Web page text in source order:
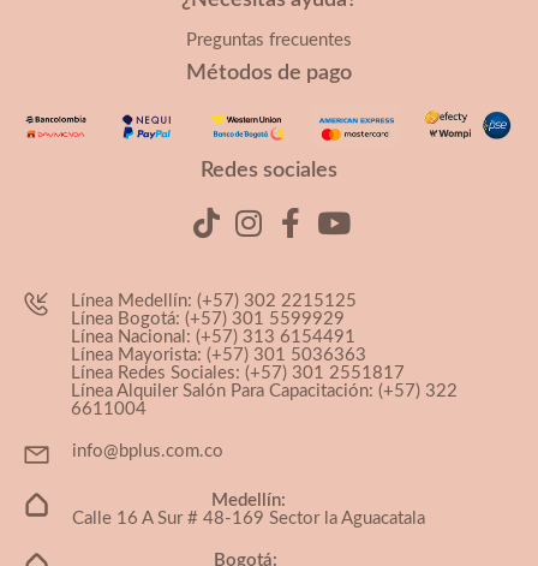
Preguntas frecuentes
Métodos de pago
Redes sociales
Línea Medellín: (+57) 302 2215125
Línea Bogotá: (+57) 301 5599929
Línea Nacional: (+57) 313 6154491
Línea Mayorista: (+57) 301 5036363
Línea Redes Sociales: (+57) 301 2551817
Línea Alquiler Salón Para Capacitación: (+57) 322
6611004
info@bplus.com.co
Medellín:
Calle 16 A Sur # 48-169 Sector la Aguacatala
Bogotá: